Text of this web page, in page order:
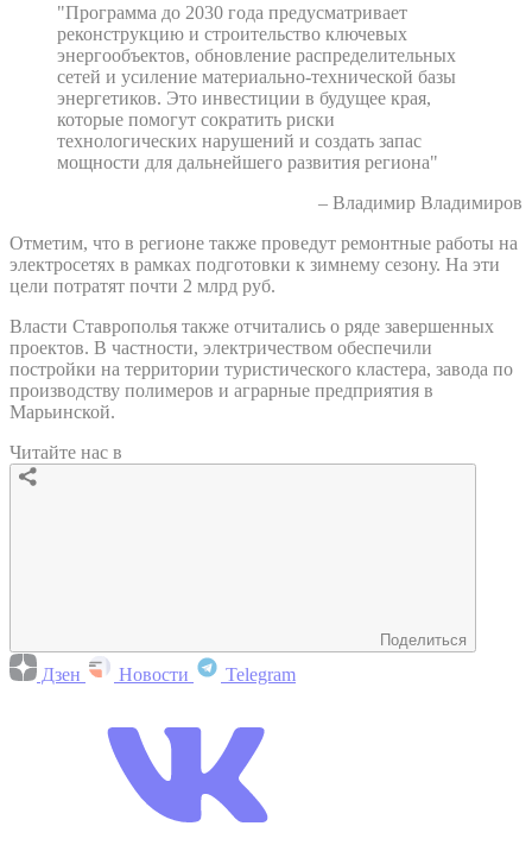
"Программа до 2030 года предусматривает
реконструкцию и строительство ключевых
энергообъектов, обновление распределительных
сетей и усиление материально-технической базы
энергетиков. Это инвестиции в будущее края,
которые помогут сократить риски
технологических нарушений и создать запас
мощности для дальнейшего развития региона"
– Владимир Владимиров
Отметим, что в регионе также проведут ремонтные работы на
электросетях в рамках подготовки к зимнему сезону. На эти
цели потратят почти 2 млрд руб.
Власти Ставрополья также отчитались о ряде завершенных
проектов. В частности, электричеством обеспечили
постройки на территории туристического кластера, завода по
производству полимеров и аграрные предприятия в
Марьинской.
Читайте нас в
Поделиться
Дзен Новости Telegram